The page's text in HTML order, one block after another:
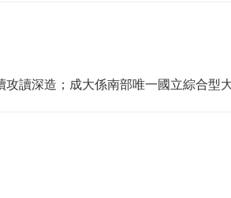
讀深造；成大係南部唯一國立綜合型